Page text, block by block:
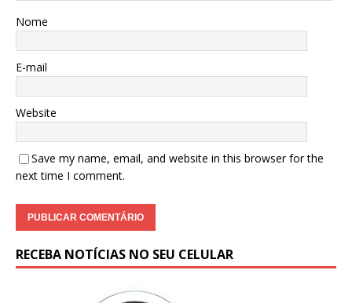
Nome
E-mail
Website
Save my name, email, and website in this browser for the
next time I comment.
RECEBA NOTÍCIAS NO SEU CELULAR